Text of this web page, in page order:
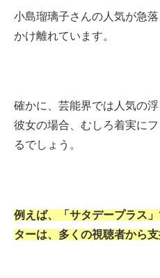
小島瑠璃子さんの人気が急
かけ離れています。
確かに、芸能界では人気の
彼女の場合、むしろ着実に
るでしょう。
例えば、「サタデープラス
ターは、多くの視聴者から支